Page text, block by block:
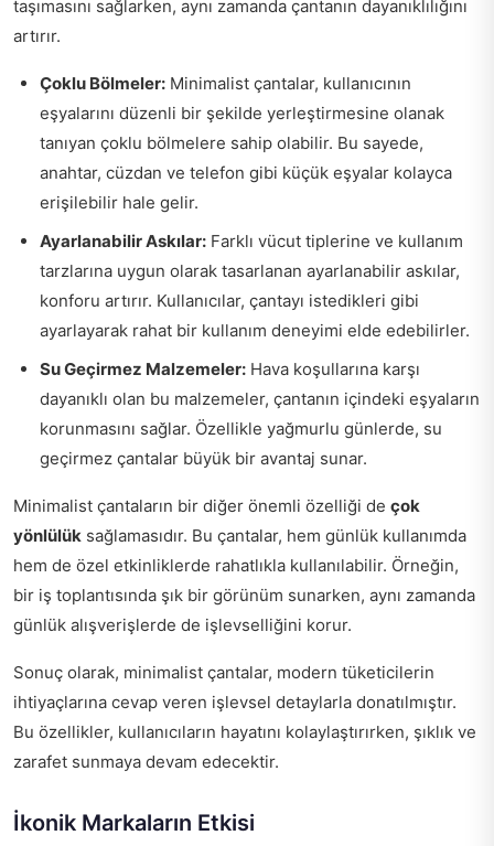
taşımasını sağlarken, aynı zamanda çantanın dayanıklılığını
artırır.
Çoklu Bölmeler: Minimalist çantalar, kullanıcının
eşyalarını düzenli bir şekilde yerleştirmesine olanak
tanıyan çoklu bölmelere sahip olabilir. Bu sayede,
anahtar, cüzdan ve telefon gibi küçük eşyalar kolayca
erişilebilir hale gelir.
Ayarlanabilir Askılar: Farklı vücut tiplerine ve kullanım
tarzlarına uygun olarak tasarlanan ayarlanabilir askılar,
konforu artırır. Kullanıcılar, çantayı istedikleri gibi
ayarlayarak rahat bir kullanım deneyimi elde edebilirler.
Su Geçirmez Malzemeler: Hava koşullarına karşı
dayanıklı olan bu malzemeler, çantanın içindeki eşyaların
korunmasını sağlar. Özellikle yağmurlu günlerde, su
geçirmez çantalar büyük bir avantaj sunar.
Minimalist çantaların bir diğer önemli özelliği de çok
yönlülük sağlamasıdır. Bu çantalar, hem günlük kullanımda
hem de özel etkinliklerde rahatlıkla kullanılabilir. Örneğin,
bir iş toplantısında şık bir görünüm sunarken, aynı zamanda
günlük alışverişlerde de işlevselliğini korur.
Sonuç olarak, minimalist çantalar, modern tüketicilerin
ihtiyaçlarına cevap veren işlevsel detaylarla donatılmıştır.
Bu özellikler, kullanıcıların hayatını kolaylaştırırken, şıklık ve
zarafet sunmaya devam edecektir.
İkonik Markaların Etkisi